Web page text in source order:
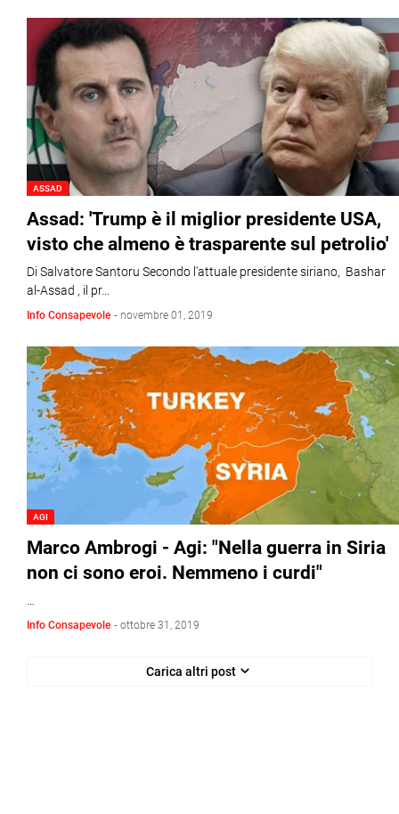
ASSAD
Assad: 'Trump è il miglior presidente USA,
visto che almeno è trasparente sul petrolio'
Di Salvatore Santoru Secondo l'attuale presidente siriano, Bashar
al-Assad , il pr…
Info Consapevole - novembre 01, 2019
AGI
Marco Ambrogi - Agi: "Nella guerra in Siria
non ci sono eroi. Nemmeno i curdi"
Info Consapevole - ottobre 31, 2019
Carica altri post